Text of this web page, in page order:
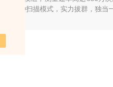
孔3种扫描模式，实力拔群，独当